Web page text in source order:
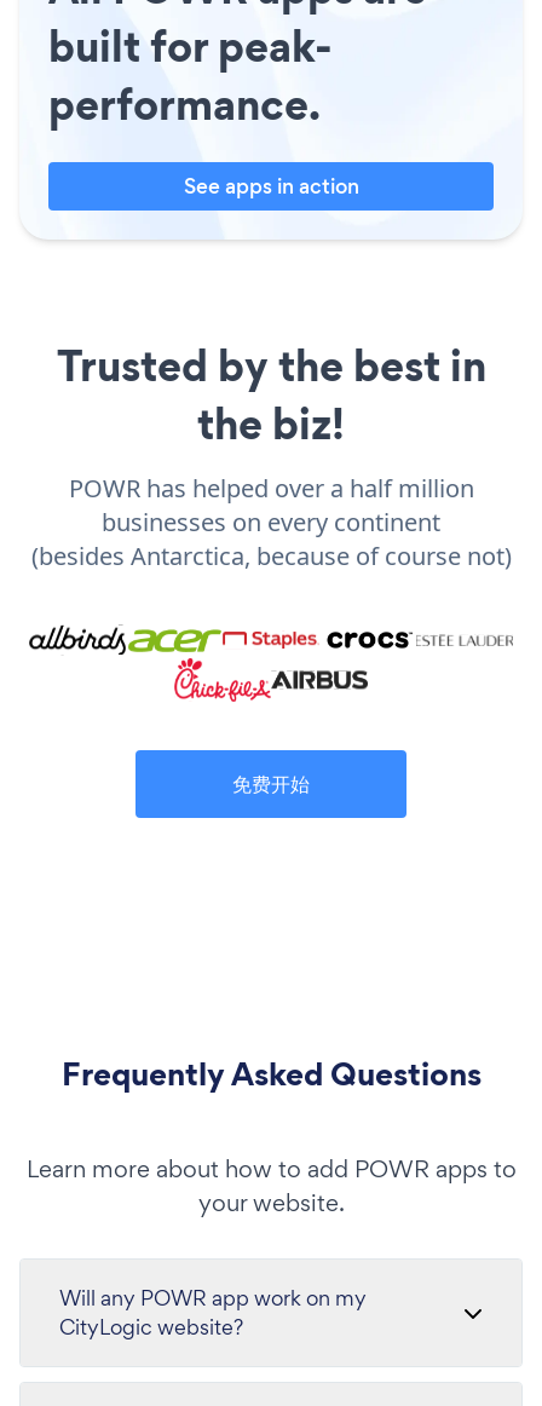
built for peak-
performance.
See apps in action
Trusted by the best in
the biz!
POWR has helped over a half million
businesses on every continent
(besides Antarctica, because of course not)
免费开始
Frequently Asked Questions
Learn more about how to add POWR apps to
your website.
Will any POWR app work on my
CityLogic website?